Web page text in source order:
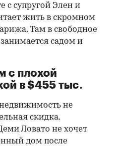
с супругой Элен и
жить в скромном
Там в свободное
садом и
с плохой
в $455 тыс.
не
скидка.
Ловато не хочет
дом после